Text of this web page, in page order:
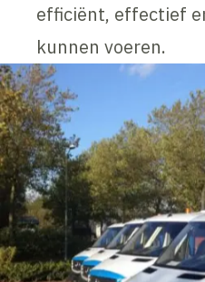
efficiënt, effectief
kunnen voeren.